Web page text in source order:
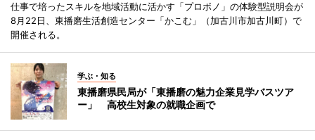
仕事で培ったスキルを地域活動に活かす「プロボノ」の体験型説明会が
8月22日、東播磨生活創造センター「かこむ」（加古川市加古川町）で
開催される。
学ぶ・知る
東播磨県民局が「東播磨の魅力企業見学バスツア
ー」 高校生対象の就職企画で